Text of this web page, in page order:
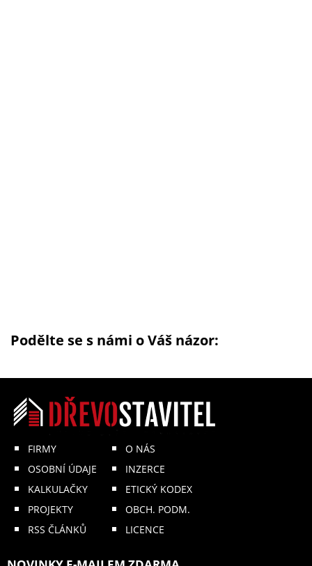
Podělte se s námi o Váš názor:
FIRMY
OSOBNÍ ÚDAJE
KALKULAČKY
PROJEKTY
RSS ČLÁNKŮ
O NÁS
INZERCE
ETICKÝ KODEX
OBCH. PODM.
LICENCE